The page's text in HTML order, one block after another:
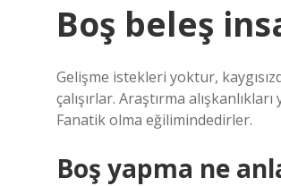
Boş beleş
Gelişme istekleri yoktur,
çalışırlar. Araştırma
Fanatik olma eğilimindedirler.
Boş yapma ne